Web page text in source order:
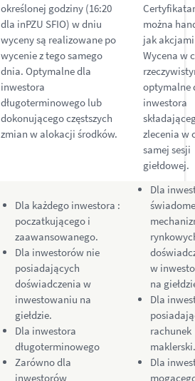
określonej godziny (16:20
dla inPZU SFIO) w dniu
wyceny są realizowane po
wycenie z tego samego
dnia. Optymalne dla
inwestora
długoterminowego lub
dokonującego częstszych
zmian w alokacji środków.
można
jak
Wycena w
optymalne
inwestora
zlecenia w
samej sesji
giełdowej.
Dla każdego inwestora :
poczatkującego i
zaawansowanego.
Dla inwestorów nie
posiadających
doświadczenia w
inwestowaniu na
giełdzie.
Dla inwestora
długoterminowego
Zarówno dla
inwestorów
Dla
w
na
Dla
rachunek
maklerski.
Dla